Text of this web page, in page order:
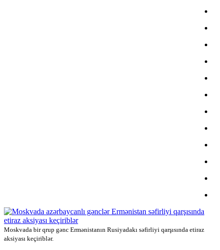
Moskvada bir qrup gənc Ermənistanın Rusiyadakı səfirliyi qarşısında etiraz
aksiyası keçiriblər.